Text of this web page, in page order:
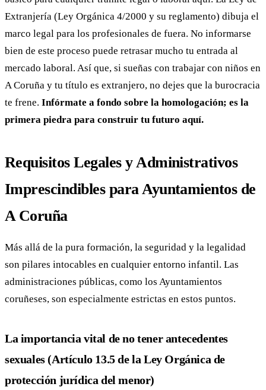
Extranjería (Ley Orgánica 4/2000 y su reglamento) dibuja el
marco legal para los profesionales de fuera. No informarse
bien de este proceso puede retrasar mucho tu entrada al
mercado laboral. Así que, si sueñas con trabajar con niños en
A Coruña y tu título es extranjero, no dejes que la burocracia
te frene. Infórmate a fondo sobre la homologación; es la
primera piedra para construir tu futuro aquí.
Requisitos Legales y Administrativos
Imprescindibles para Ayuntamientos de
A Coruña
Más allá de la pura formación, la seguridad y la legalidad
son pilares intocables en cualquier entorno infantil. Las
administraciones públicas, como los Ayuntamientos
coruñeses, son especialmente estrictas en estos puntos.
La importancia vital de no tener antecedentes
sexuales (Artículo 13.5 de la Ley Orgánica de
protección jurídica del menor)